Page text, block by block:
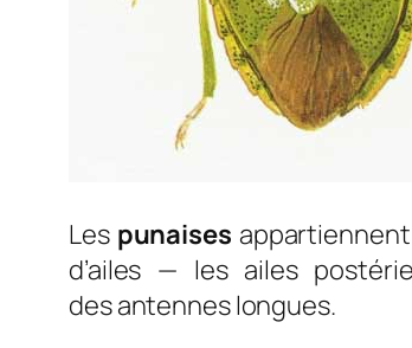
Les punaises
d’ailes — les ailes
des antennes longues.